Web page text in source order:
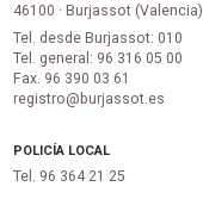
46100 · Burjassot (Valencia)
Tel. desde Burjassot: 010
Tel. general: 96 316 05 00
Fax. 96 390 03 61
registro@burjassot.es
POLICÍA LOCAL
Tel. 96 364 21 25